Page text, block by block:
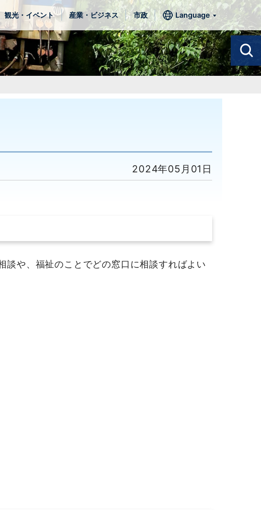
観光・イベント 産業・ビジネス 市政 Language
2024年05月01日
や、福祉のことでどの窓口に相談すればよい